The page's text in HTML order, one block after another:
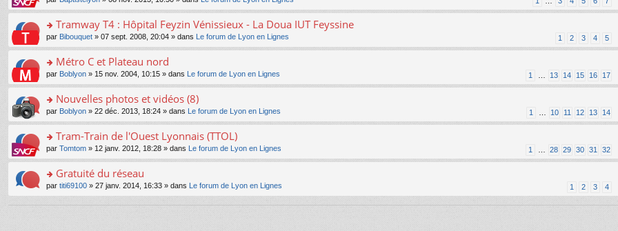
c
e
nt
u
s
ré
c
e
nt
n
le
pl
u
s
ré
c
e
nt
g
e
n
n
le
pl
u
s
ré
c
e
nt
s
a
g
e
n
n
le
pl
u
s
ré
c
e
nt
er
le
m
e
s
a
g
e
n
n
le
pl
u
s
ré
c
n
s
ult
er
le
m
e
s
a
g
e
n
n
le
pl
u
s
o
n
s
ult
er
le
m
e
s
a
g
e
n
n
Tramway T4 : Hôpital Feyzin Vénissieux - La Doua IUT Feyssine
1 2 3 4 5
par Bibouquet » 07 sept. 2008, 20:04 » dans Le forum de Lyon en Lignes
o
n
s
ult
er
le
m
e
s
a
g
e
Métro C et Plateau nord
1 … 13 14 15 16 17
par Boblyon » 15 nov. 2004, 10:15 » dans Le forum de Lyon en Lignes
o
n
s
ult
er
le
m
e
s
s
Nouvelles photos et vidéos (8)
1 … 10 11 12 13 14
par Boblyon » 22 déc. 2013, 18:24 » dans Le forum de Lyon en Lignes
o
n
s
ult
er
Tram-Train de l'Ouest Lyonnais (TTOL)
1 … 28 29 30 31 32
par Tomtom » 12 janv. 2012, 18:28 » dans Le forum de Lyon en Lignes
o
n
s
Gratuité du réseau
1 2 3 4
par titi69100 » 27 janv. 2014, 16:33 » dans Le forum de Lyon en Lignes